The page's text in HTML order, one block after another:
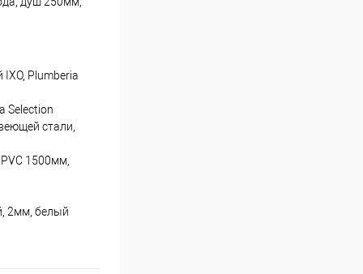
Plumberia
Selection
стали,
1500мм,
2мм, белый